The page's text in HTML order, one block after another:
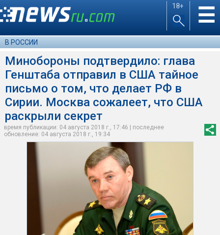
18+ ☰
В РОССИИ
Минобороны подтвердило: глава
Генштаба отправил в США тайное
письмо о том, что делает РФ в
Сирии. Москва сожалеет, что США
раскрыли секрет
время публикации: 04 августа 2018 г., 17:46 | последнее
обновление: 04 августа 2018 г., 19:34